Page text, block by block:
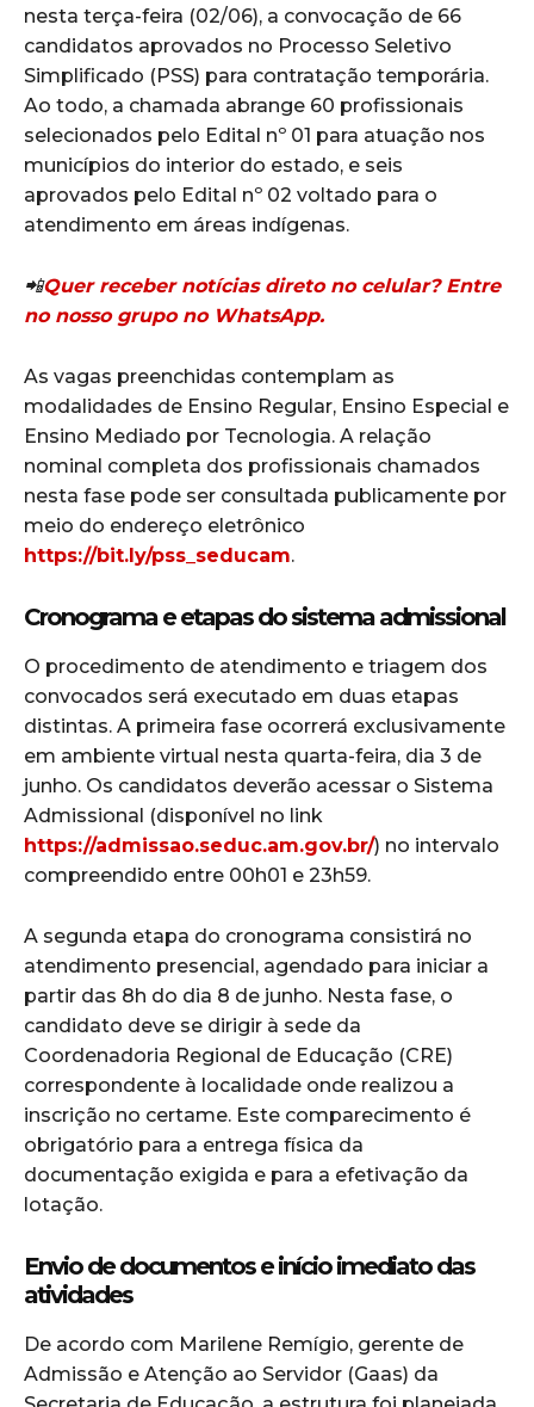
nesta terça-feira (02/06), a convocação de 66
candidatos aprovados no Processo Seletivo
Simplificado (PSS) para contratação temporária.
Ao todo, a chamada abrange 60 profissionais
selecionados pelo Edital nº 01 para atuação nos
municípios do interior do estado, e seis
aprovados pelo Edital nº 02 voltado para o
atendimento em áreas indígenas.
📲Quer receber notícias direto no celular? Entre
no nosso grupo no WhatsApp.
As vagas preenchidas contemplam as
modalidades de Ensino Regular, Ensino Especial e
Ensino Mediado por Tecnologia. A relação
nominal completa dos profissionais chamados
nesta fase pode ser consultada publicamente por
meio do endereço eletrônico
https://bit.ly/pss_seducam.
Cronograma e etapas do sistema admissional
O procedimento de atendimento e triagem dos
convocados será executado em duas etapas
distintas. A primeira fase ocorrerá exclusivamente
em ambiente virtual nesta quarta-feira, dia 3 de
junho. Os candidatos deverão acessar o Sistema
Admissional (disponível no link
https://admissao.seduc.am.gov.br/) no intervalo
compreendido entre 00h01 e 23h59.
A segunda etapa do cronograma consistirá no
atendimento presencial, agendado para iniciar a
partir das 8h do dia 8 de junho. Nesta fase, o
candidato deve se dirigir à sede da
Coordenadoria Regional de Educação (CRE)
correspondente à localidade onde realizou a
inscrição no certame. Este comparecimento é
obrigatório para a entrega física da
documentação exigida e para a efetivação da
lotação.
Envio de documentos e início imediato das
atividades
De acordo com Marilene Remígio, gerente de
Admissão e Atenção ao Servidor (Gaas) da